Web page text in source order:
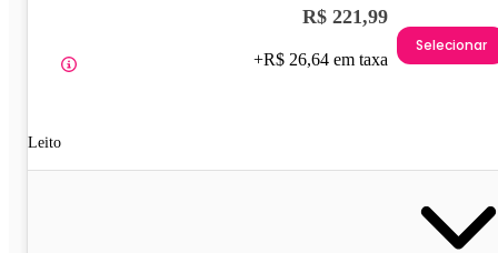
Leito
R$ 221,99
+R$ 26,64 em taxa
Selecionar